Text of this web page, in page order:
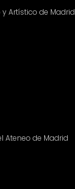
Artístico de Madrid
Ateneo de Madrid